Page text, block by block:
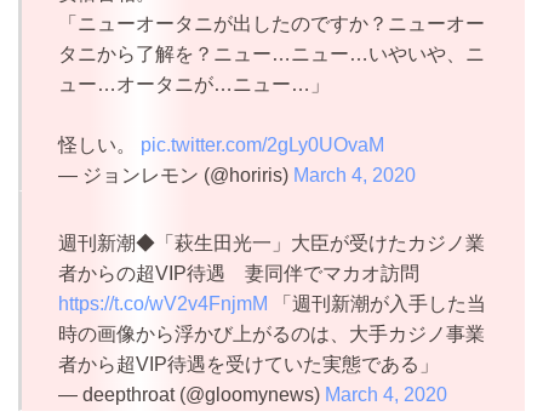
「ニューオータニが出したのですか？ニューオー
タニから了解を？ニュー…ニュー…いやいや、ニ
ュー…オータニが…ニュー…」
怪しい。 pic.twitter.com/2gLy0UOvaM
— ジョンレモン (@horiris) March 4, 2020
週刊新潮◆「萩生田光一」大臣が受けたカジノ業
者からの超VIP待遇 妻同伴でマカオ訪問
https://t.co/wV2v4FnjmM
「週刊新潮が入手した当
時の画像から浮かび上がるのは、大手カジノ事業
者から超VIP待遇を受けていた実態である」
— deepthroat (@gloomynews) March 4, 2020